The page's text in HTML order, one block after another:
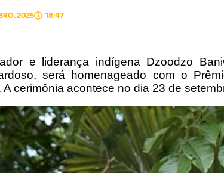
2025 18:47
e liderança indígena Dzoodzo
será homenageado com o
A cerimônia acontece no dia 23 de